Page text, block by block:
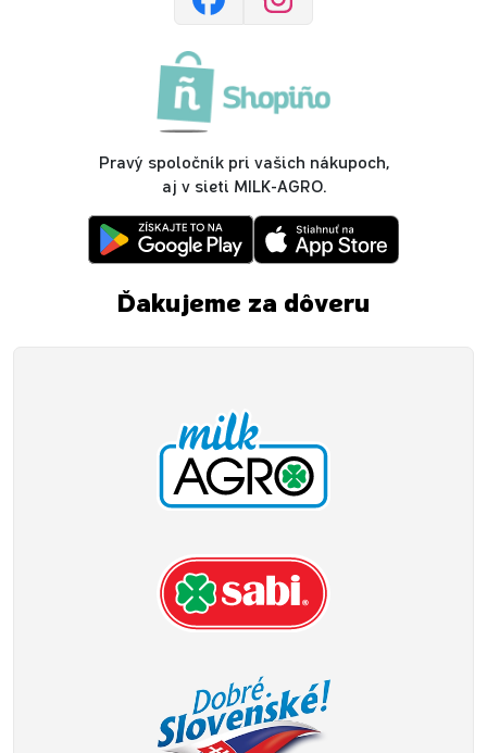
Pravý spoločník pri vašich nákupoch,
aj v sieti MILK-AGRO.
Ďakujeme za dôveru